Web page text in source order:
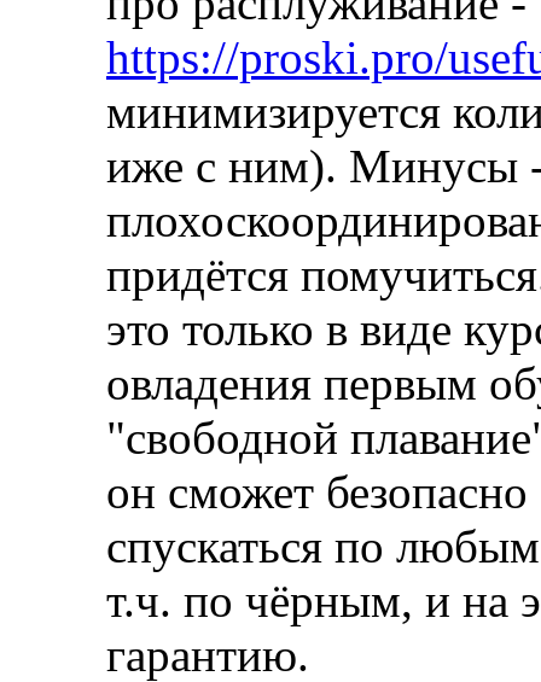
https://proski.pro/
минимизируется
иже с ним). Минусы
придётся
это только в виде
овладения первым
"свободной
он сможет
спускаться по
т.ч. по чёрным, и на
гарантию.